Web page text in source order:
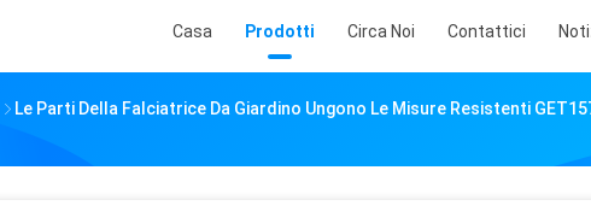
Casa Prodotti Circa Noi Contattici
Le Parti Della Falciatrice Da Giardino Ungono Le Misure Resistenti